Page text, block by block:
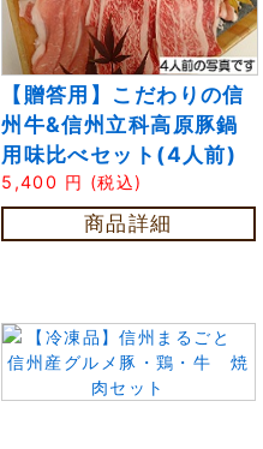
【贈答用】こだわりの信
州牛&信州立科高原豚鍋
用味比べセット(4人前)
5,400 円 (税込)
商品詳細